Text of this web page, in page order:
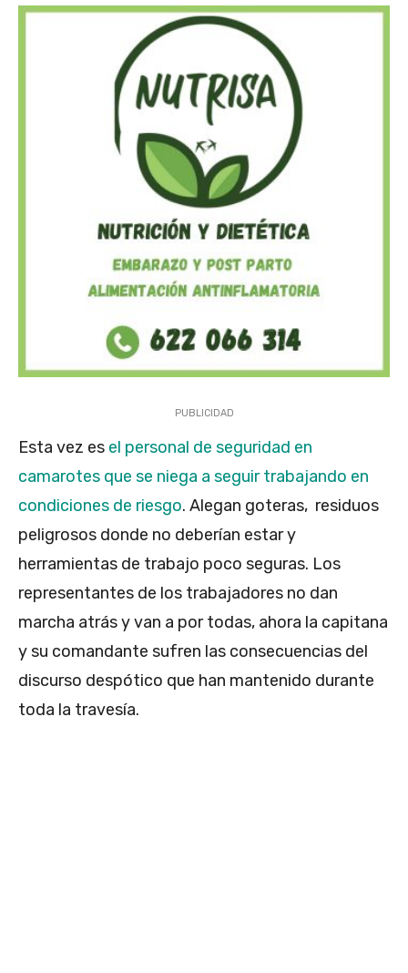
PUBLICIDAD
Esta vez es el personal de seguridad en
camarotes que se niega a seguir trabajando en
condiciones de riesgo. Alegan goteras, residuos
peligrosos donde no deberían estar y
herramientas de trabajo poco seguras. Los
representantes de los trabajadores no dan
marcha atrás y van a por todas, ahora la capitana
y su comandante sufren las consecuencias del
discurso despótico que han mantenido durante
toda la travesía.